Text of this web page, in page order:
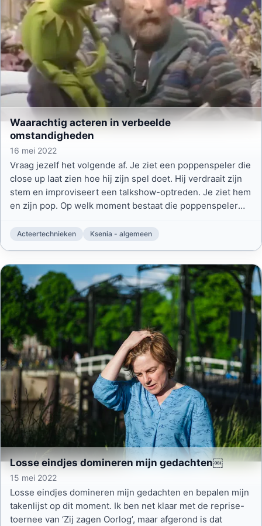
Waarachtig acteren in verbeelde
omstandigheden
16 mei 2022
Vraag jezelf het volgende af. Je ziet een poppenspeler die
close up laat zien hoe hij zijn spel doet. Hij verdraait zijn
stem en improviseert een talkshow-optreden. Je ziet hem
en zijn pop. Op welk moment bestaat die poppenspeler
verbeelde omstandigheden.
Acteertechnieken Ksenia - algemeen
Losse eindjes domineren mijn gedachten￼
15 mei 2022
Losse eindjes domineren mijn gedachten en bepalen mijn
takenlijst op dit moment. Ik ben net klaar met de reprise-
toernee van ‘Zij zagen Oorlog’, maar afgerond is dat